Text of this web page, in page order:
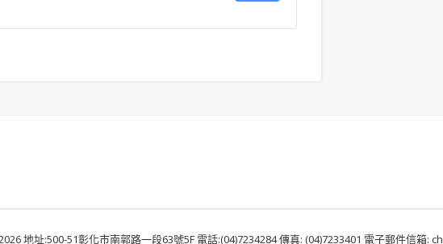
地址:500-51彰化市南郭路一段63號5F 電話:(04)7234284 傳真: (04)7233401 電子郵件信箱: